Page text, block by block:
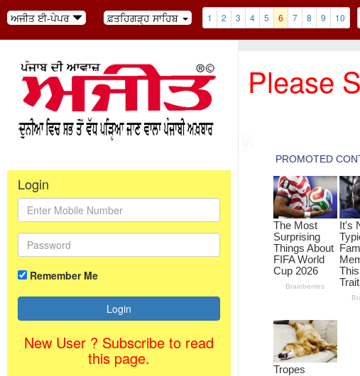
ਅਜੀਤ ਈ-ਪੇਪਰ ਫ਼ਤਹਿਗੜ੍ਹ ਸਾਹਿਬ 1 2 3 4 5 6 7 8 9 10
Login
Remember Me
New User ? Subscribe to read
this page.
Please